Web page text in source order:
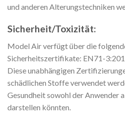
und anderen Alterungstechniken
Sicherheit/Toxizität:
Model Air verfügt über die
Sicherheitszertifikate: EN71-
Diese unabhängigen
schädlichen Stoffe verwendet
Gesundheit sowohl der Anwender
darstellen könnten.